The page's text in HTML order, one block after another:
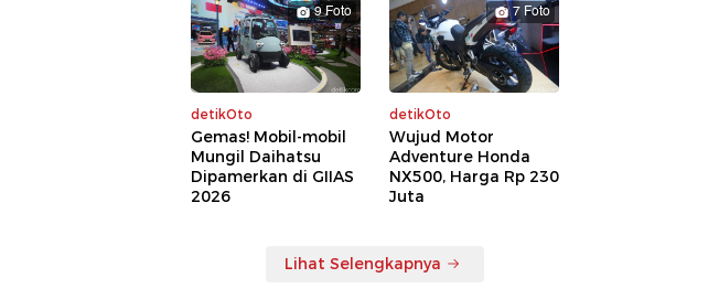
9 Foto
detikOto
Gemas! Mobil-mobil
Mungil Daihatsu
Dipamerkan di GIIAS
2026
7 Foto
detikOto
Wujud Motor
Adventure Honda
NX500, Harga Rp 230
Juta
Lihat Selengkapnya